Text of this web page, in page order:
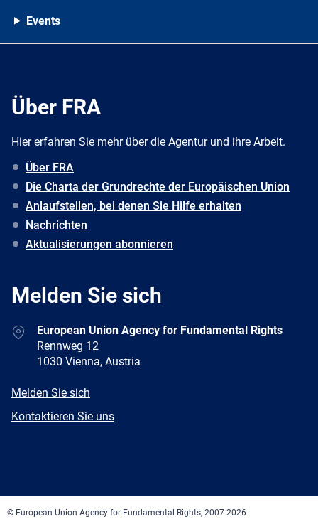
Events
Über FRA
Hier erfahren Sie mehr über die Agentur und ihre Arbeit.
Über FRA
Die Charta der Grundrechte der Europäischen Union
Anlaufstellen, bei denen Sie Hilfe erhalten
Nachrichten
Aktualisierungen abonnieren
Melden Sie sich
AddressEuropean Union Agency for Fundamental Rights
Rennweg 12
1030 Vienna, Austria
E-
Melden Sie sich
Newsletter
Kontaktieren Sie uns
© European Union Agency for Fundamental Rights, 2007-2026